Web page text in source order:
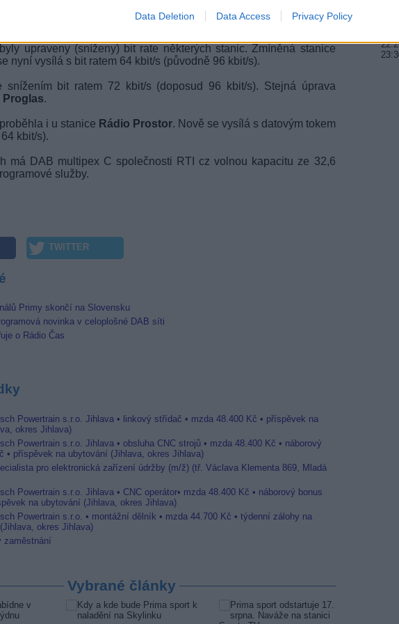
Data Deletion Data Access Privacy Policy
upraveny (sníženy) bit rate některých stanic. Zmíněná stanice
nyní vysílá s bit ratem 64 kbit/s (původně 96 kbit/s).
snížením bit ratem 72 kbit/s (doposud 96 kbit/s). Stejná úprava
Proglas.
i u stanice Rádio Prostor. Nově se vysílá s datovým tokem
kbit/s).
má DAB multipex C společnosti RTI cz volnou kapacitu ze 32,6
služby.
TWITTER
Primy skončí na Slovensku
novinka v celoplošné DAB síti
o Rádio Čas
Powertrain s.r.o. Jihlava • linkový střídač • mzda 48.400 Kč • příspěvek na
okres Jihlava)
Powertrain s.r.o. Jihlava • obsluha CNC strojů • mzda 48.400 Kč • náborový
• příspěvek na ubytování (Jihlava, okres Jihlava)
pro elektronická zařízení údržby (m/ž) (tř. Václava Klementa 869, Mladá
Powertrain s.r.o. Jihlava • CNC operátor• mzda 48.400 Kč • náborový bonus
na ubytování (Jihlava, okres Jihlava)
Powertrain s.r.o. • montážní dělník • mzda 44.700 Kč • týdenní zálohy na
okres Jihlava)
zaměstnání
Vybrané články